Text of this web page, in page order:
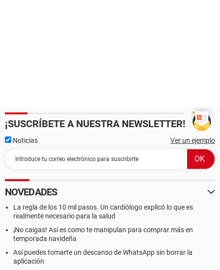
¡SUSCRÍBETE A NUESTRA NEWSLETTER!
Noticias Ver un ejemplo
NOVEDADES
La regla de los 10 mil pasos. Un cardiólogo explicó lo que es
realmente necesario para la salud
¡No caigas! Así es como te manipulan para comprar más en
temporada navideña
Así puedes tomarte un descanso de WhatsApp sin borrar la
aplicación